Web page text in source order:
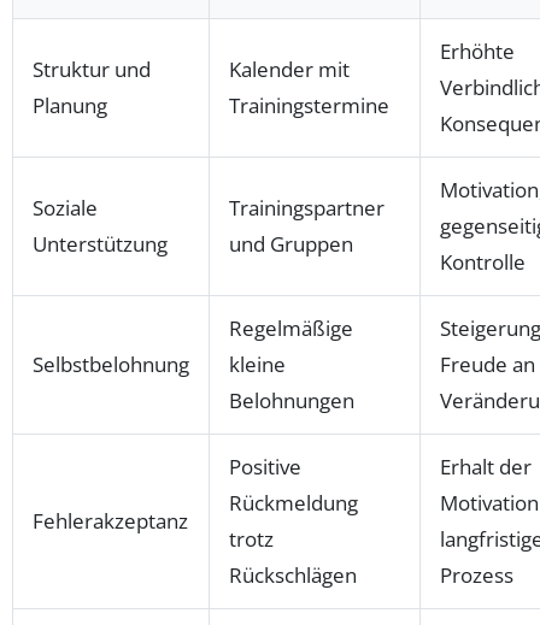
Struktur und
Planung
Kalender mit
Trainingstermine
Erhöhte
Soziale
Unterstützung
Trainingspartner
und Gruppen
Kontrolle
Selbstbelohnung
Regelmäßige
kleine
Belohnungen
Freude an
Fehlerakzeptanz
Positive
Rückmeldung
trotz
Rückschlägen
Erhalt der
Prozess